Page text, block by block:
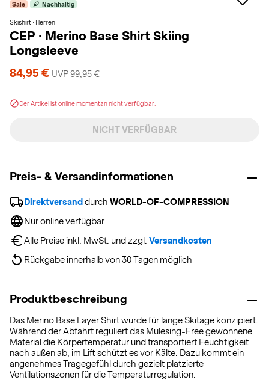
Sale Nachhaltig
Skishirt · Herren
CEP · Merino Base Shirt Skiing
Longsleeve
84,95 € UVP 99,95 €
Der Artikel ist online momentan nicht verfügbar.
NICHT VERFÜGBAR
Preis- & Versandinformationen
Direktversand durch WORLD-OF-COMPRESSION
Nur online verfügbar
Alle Preise inkl. MwSt. und zzgl. Versandkosten
Rückgabe innerhalb von 30 Tagen möglich
Produktbeschreibung
Das Merino Base Layer Shirt wurde für lange Skitage konzipiert.
Während der Abfahrt reguliert das Mulesing-Free gewonnene
Material die Körpertemperatur und transportiert Feuchtigkeit
nach außen ab, im Lift schützt es vor Kälte. Dazu kommt ein
angenehmes Tragegefühl durch gezielt platzierte
Ventilationszonen für die Temperaturregulation.